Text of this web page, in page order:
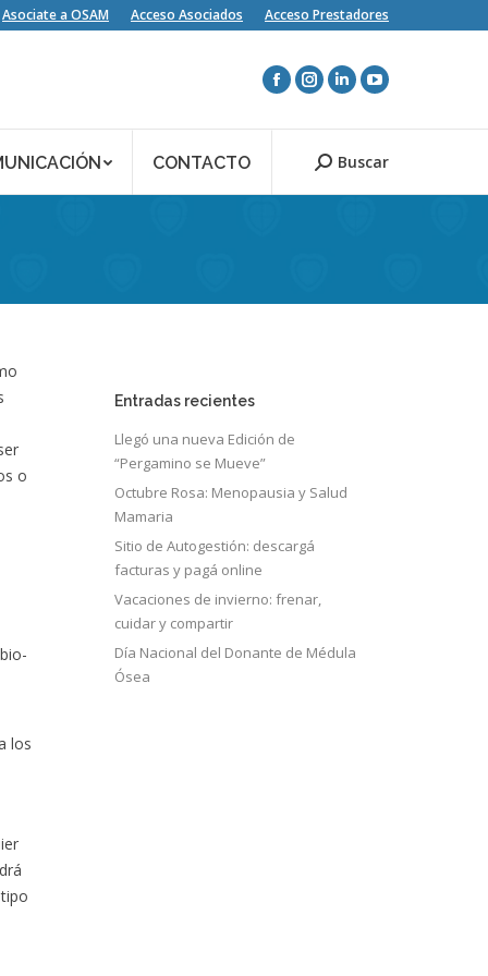
Asociate a OSAM Acceso Asociados Acceso Prestadores
CONTACTO Search:Buscar
o
los
Entradas recientes
Llegó una nueva Edición de
“Pergamino se Mueve”
Octubre Rosa: Menopausia y Salud
Mamaria
Sitio de Autogestión: descargá
facturas y pagá online
Vacaciones de invierno: frenar,
cuidar y compartir
Día Nacional del Donante de Médula
Ósea